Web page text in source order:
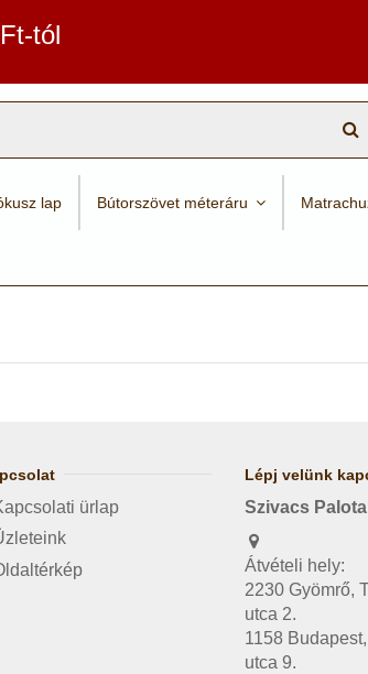
tól
lap Bútorszövet méteráru
ürlap
Lépj velünk
Szivacs Palota
Átvételi hely:
2230 Gyömrő,
utca 2.
1158
utca 9.